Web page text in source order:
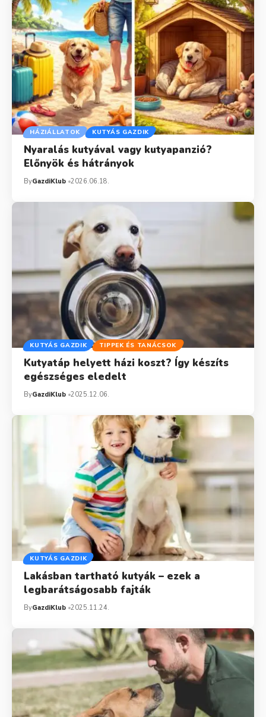
HÁZIÁLLATOK KUTYÁS GAZDIK
Nyaralás kutyával vagy kutyapanzió?
Előnyök és hátrányok
ByGazdiKlub 2026.06.18.
KUTYÁS GAZDIK TIPPEK ÉS TANÁCSOK
Kutyatáp helyett házi koszt? Így készíts
egészséges eledelt
ByGazdiKlub 2025.12.06.
KUTYÁS GAZDIK
Lakásban tartható kutyák – ezek a
legbarátságosabb fajták
ByGazdiKlub 2025.11.24.